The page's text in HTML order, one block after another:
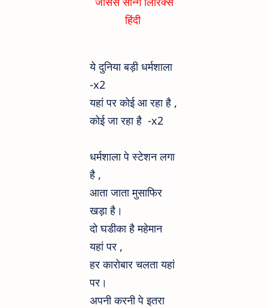
हिंदी
ये दुनिया बड़ी धर्मशाला
-x2
यहां पर कोई आ रहा है ,
कोई जा रहा है -x2
धर्मशाला पे स्टेशन लगा
है ,
आता जाता मुसाफिर
खड़ा है।
दो घडीका है महेमान
यहां पर ,
हर कारोबार चलता यहां
पर।
अपनी करनी पे इतरा